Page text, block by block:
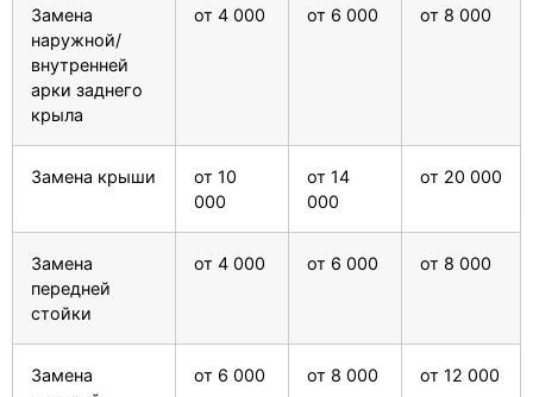
Замена
наружной/
внутренней
арки заднего
крыла
от 4 000 от 6 000 от 8 000
Замена крыши
от 10
000
от 14
000
от 20 000
Замена
передней
стойки
от 4 000 от 6 000 от 8 000
Замена
от 6 000 от 8 000 от 12 000